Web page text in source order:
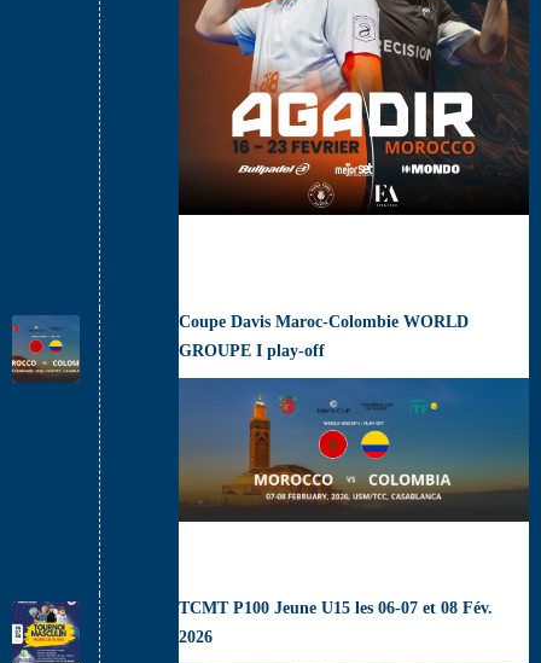
Coupe Davis Maroc-Colombie WORLD
GROUPE I play-off
TCMT P100 Jeune U15 les 06-07 et 08 Fév.
2026